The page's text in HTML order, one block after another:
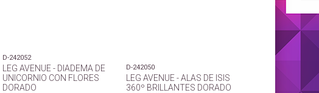
D-242052
LEG AVENUE - DIADEMA DE
UNICORNIO CON FLORES
DORADO
D-242050
LEG AVENUE - ALAS DE ISIS
360º BRILLANTES DORADO